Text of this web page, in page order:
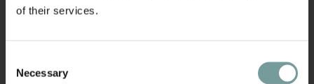
of their services.
Selection
Necessary